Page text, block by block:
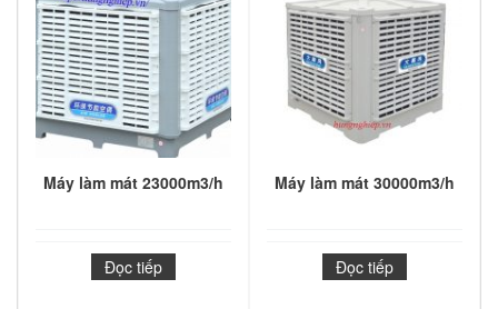
Máy làm mát 23000m3/h
Đọc tiếp
Máy làm mát 30000m3/h
Đọc tiếp